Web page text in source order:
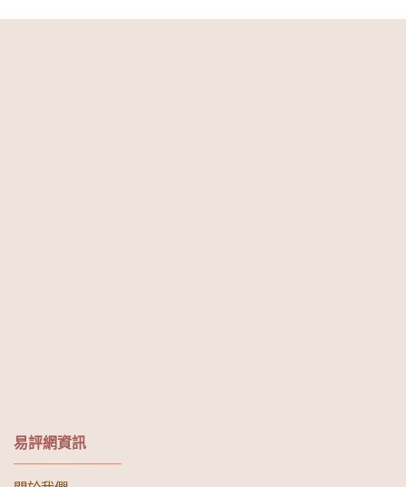
易評網資訊